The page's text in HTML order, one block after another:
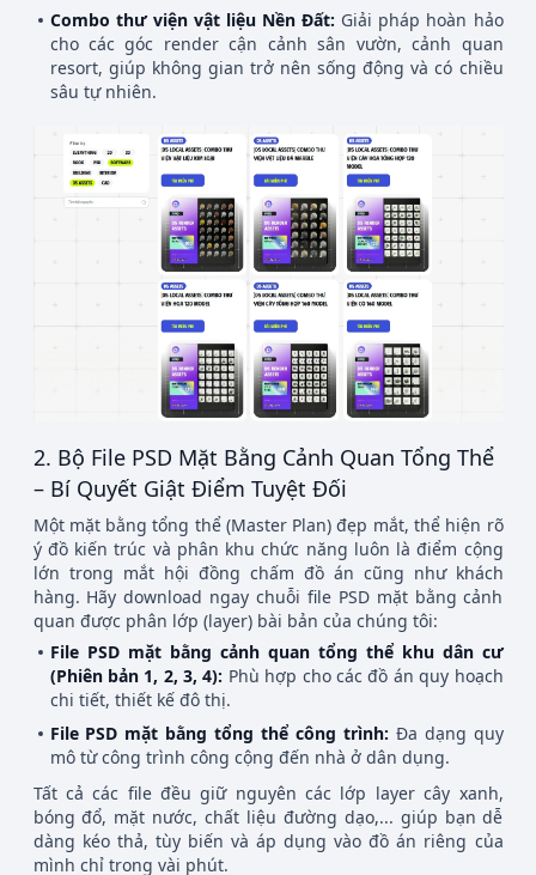
Combo thư viện vật liệu Nền Đất: Giải pháp hoàn hảo
cho các góc render cận cảnh sân vườn, cảnh quan
resort, giúp không gian trở nên sống động và có chiều
sâu tự nhiên.
2. Bộ File PSD Mặt Bằng Cảnh Quan Tổng Thể
– Bí Quyết Giật Điểm Tuyệt Đối
Một mặt bằng tổng thể (Master Plan) đẹp mắt, thể hiện rõ
ý đồ kiến trúc và phân khu chức năng luôn là điểm cộng
lớn trong mắt hội đồng chấm đồ án cũng như khách
hàng. Hãy download ngay chuỗi file PSD mặt bằng cảnh
quan được phân lớp (layer) bài bản của chúng tôi:
File PSD mặt bằng cảnh quan tổng thể khu dân cư
(Phiên bản 1, 2, 3, 4): Phù hợp cho các đồ án quy hoạch
chi tiết, thiết kế đô thị.
File PSD mặt bằng tổng thể công trình: Đa dạng quy
mô từ công trình công cộng đến nhà ở dân dụng.
Tất cả các file đều giữ nguyên các lớp layer cây xanh,
bóng đổ, mặt nước, chất liệu đường dạo,... giúp bạn dễ
dàng kéo thả, tùy biến và áp dụng vào đồ án riêng của
mình chỉ trong vài phút.